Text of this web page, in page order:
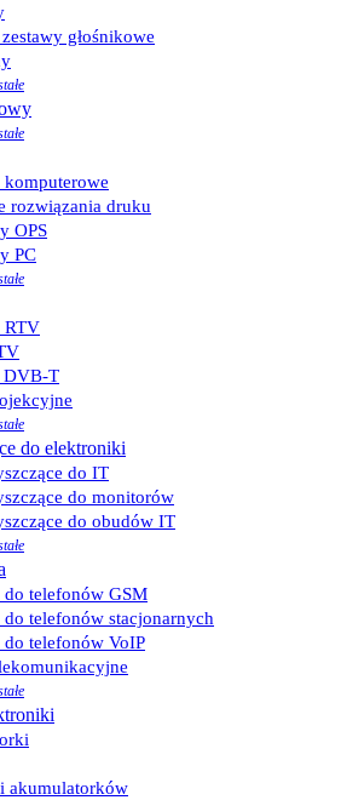
głośnikowe
komputerowe
rozwiązania druku
OPS
PC
RTV
DVB-T
do elektroniki
do IT
do monitorów
do obudów IT
do telefonów GSM
do telefonów stacjonarnych
do telefonów VoIP
akumulatorków